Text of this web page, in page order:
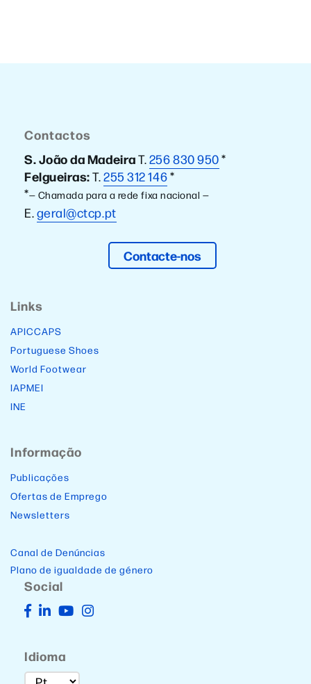
Contactos
S. João da MadeiraT.256 830 950*
Felgueiras:T.255 312 146*
*— Chamada para a rede fixa nacional —
E.geral@ctcp.pt
Contacte-nos
Links
APICCAPS
Portuguese Shoes
World Footwear
IAPMEI
INE
Informação
Publicações
Ofertas de Emprego
Newsletters
Canal de Denúncias
Plano de igualdade de género
Social
Idioma